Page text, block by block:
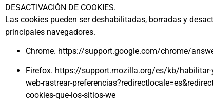
DESACTIVACIÓN DE COOKIES.
Las cookies pueden ser deshabilitadas, borradas y
principales navegadores.
Chrome. https://support.google.com/chrome/
Firefox. https://support.mozilla.org/es/kb/habilitar-
web-rastrear-
cookies-que-los-sitios-we